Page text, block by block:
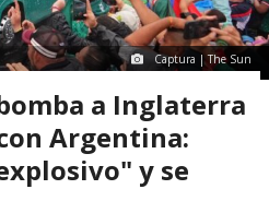
Captura | The Sun
a Inglaterra
Argentina:
y se